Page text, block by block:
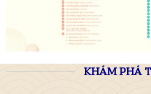
KHÁM PHÁ